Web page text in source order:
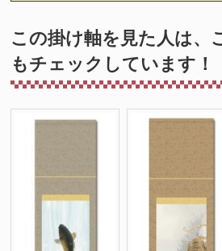
この掛け軸を見た人は、
もチェックしています！